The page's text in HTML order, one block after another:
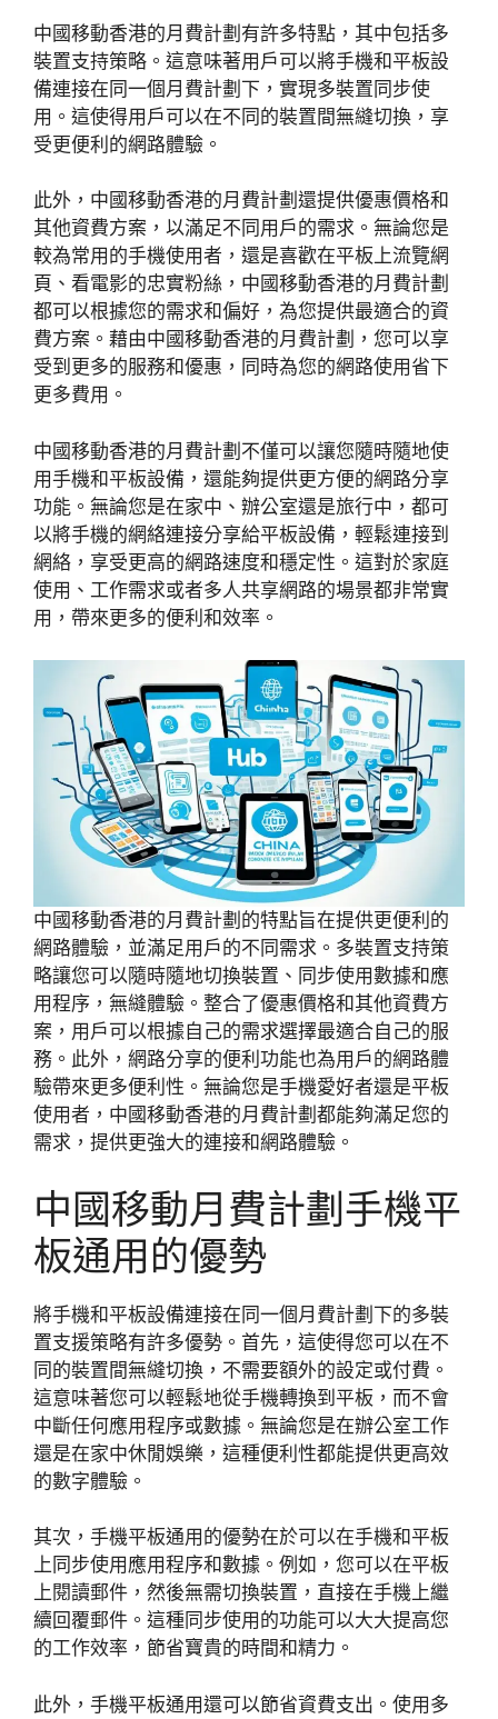
中國移動香港的月費計劃有許多特點，其中包括多
裝置支持策略。這意味著用戶可以將手機和平板設
備連接在同一個月費計劃下，實現多裝置同步使
用。這使得用戶可以在不同的裝置間無縫切換，享
受更便利的網路體驗。
此外，中國移動香港的月費計劃還提供優惠價格和
其他資費方案，以滿足不同用戶的需求。無論您是
較為常用的手機使用者，還是喜歡在平板上流覽網
頁、看電影的忠實粉絲，中國移動香港的月費計劃
都可以根據您的需求和偏好，為您提供最適合的資
費方案。藉由中國移動香港的月費計劃，您可以享
受到更多的服務和優惠，同時為您的網路使用省下
更多費用。
中國移動香港的月費計劃不僅可以讓您隨時隨地使
用手機和平板設備，還能夠提供更方便的網路分享
功能。無論您是在家中、辦公室還是旅行中，都可
以將手機的網絡連接分享給平板設備，輕鬆連接到
網絡，享受更高的網路速度和穩定性。這對於家庭
使用、工作需求或者多人共享網路的場景都非常實
用，帶來更多的便利和效率。
中國移動香港的月費計劃的特點旨在提供更便利的
網路體驗，並滿足用戶的不同需求。多裝置支持策
略讓您可以隨時隨地切換裝置、同步使用數據和應
用程序，無縫體驗。整合了優惠價格和其他資費方
案，用戶可以根據自己的需求選擇最適合自己的服
務。此外，網路分享的便利功能也為用戶的網路體
驗帶來更多便利性。無論您是手機愛好者還是平板
使用者，中國移動香港的月費計劃都能夠滿足您的
需求，提供更強大的連接和網路體驗。
中國移動月費計劃手機平
板通用的優勢
將手機和平板設備連接在同一個月費計劃下的多裝
置支援策略有許多優勢。首先，這使得您可以在不
同的裝置間無縫切換，不需要額外的設定或付費。
這意味著您可以輕鬆地從手機轉換到平板，而不會
中斷任何應用程序或數據。無論您是在辦公室工作
還是在家中休閒娛樂，這種便利性都能提供更高效
的數字體驗。
其次，手機平板通用的優勢在於可以在手機和平板
上同步使用應用程序和數據。例如，您可以在平板
上閱讀郵件，然後無需切換裝置，直接在手機上繼
續回覆郵件。這種同步使用的功能可以大大提高您
的工作效率，節省寶貴的時間和精力。
此外，手機平板通用還可以節省資費支出。使用多